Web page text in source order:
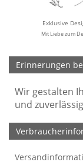
Exklusive
Mit Liebe zum
Erinnerungen
Wir gestalten
und
Werbefreie
Tipps
So bestellen Sie
Preise und
Texte für
Texte für